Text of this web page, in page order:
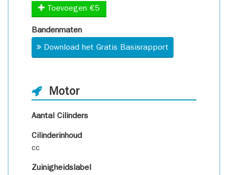
Toevoegen €5
Bandenmaten
Download het Gratis Basisrapport
Motor
Aantal Cilinders
Cilinderinhoud
cc
Zuinigheidslabel